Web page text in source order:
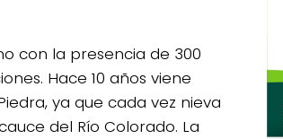
con la presencia de 300
Hace 10 años viene
ya que cada vez nieva
del Río Colorado. La